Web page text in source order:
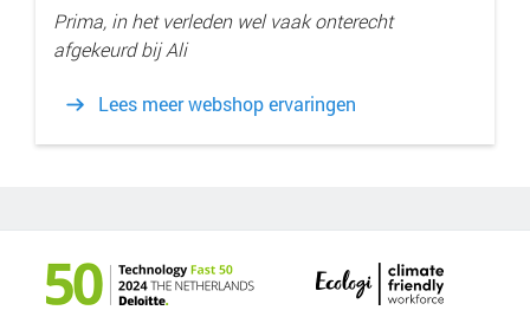
Prima, in het verleden wel vaak onterecht
afgekeurd bij Ali
Lees meer webshop ervaringen